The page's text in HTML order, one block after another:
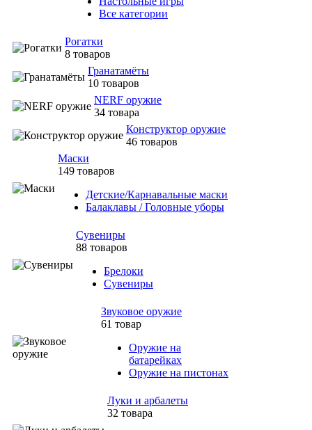
Все категории
Рогатки
8 товаров
Гранатамёты
10 товаров
NERF оружие
34 товара
Конструктор оружие
46 товаров
Маски
149 товаров
Детские/Карнавальные маски
Балаклавы / Головные уборы
Сувениры
88 товаров
Брелоки
Сувениры
Звуковое оружие
61 товар
Оружие на
батарейках
Оружие на пистонах
Луки и арбалеты
32 товара